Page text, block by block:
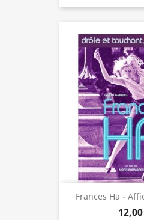
Frances Ha -